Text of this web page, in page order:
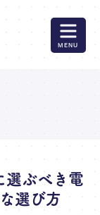
MENU
選ぶべき電
選び方